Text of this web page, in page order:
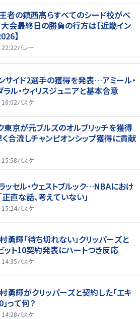
者の鎮西高らすべてのシード校がベ
大会最終日の勝負の行方は【近畿イン
】
バレー
サイド2選手の獲得を発表…アミール・
ラル・ウィリスジュニアと基本合意
バスケ
東京が元ブルズのオルブリッチを獲得
く合流しチャンピオンシップ獲得に貢献
バスケ
ッセル・ウェストブルック…NBAにおけ
直な話、考えていない」
バスケ
村勇輝「待ち切れない」クリッパーズと
ット10契約発表にハートつき反応
バスケ
村勇輝がクリッパーズと契約した「エキ
って何？
バスケ